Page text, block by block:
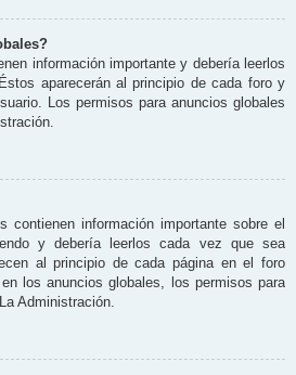
información importante y debería leerlos
aparecerán al principio de cada foro y
Los permisos para anuncios globales
contienen información importante sobre el
y debería leerlos cada vez que sea
al principio de cada página en el foro
los anuncios globales, los permisos para
Administración.